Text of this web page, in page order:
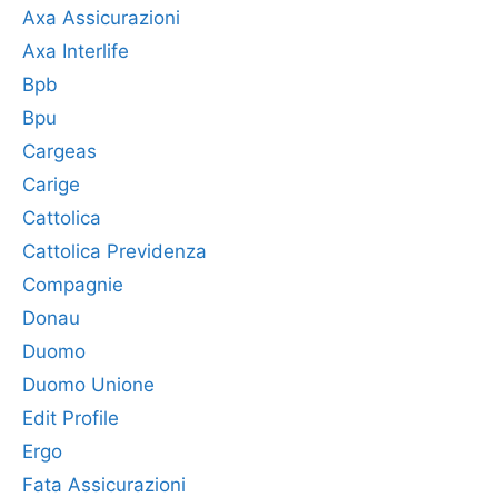
Axa Assicurazioni
Axa Interlife
Bpb
Bpu
Cargeas
Carige
Cattolica
Cattolica Previdenza
Compagnie
Donau
Duomo
Duomo Unione
Edit Profile
Ergo
Fata Assicurazioni